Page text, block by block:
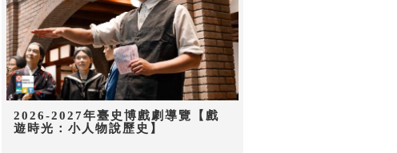
2026-2027年臺史博戲劇導覽【戲
遊時光：小人物說歷史】